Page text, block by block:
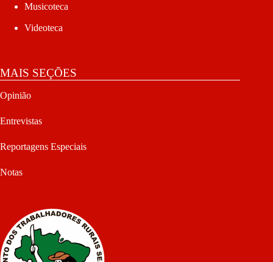
Musicoteca
Videoteca
MAIS SEÇÕES
Opinião
Entrevistas
Reportagens Especiais
Notas